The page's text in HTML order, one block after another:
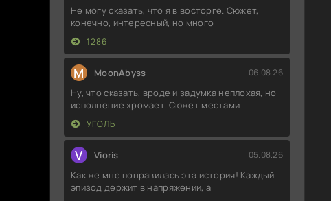
Не могу сказать, что я в восторге. Сюжет,
конечно, интересный, но много
1286
M MoonAbyss 06.08.26
Ну, что сказать, вроде и задумка неплохая, но
исполнение хромает. Сюжет местами
УГОЛЬ
V Vioris 05.08.26
Как же мне понравилась эта история! Каждый
эпизод держит в напряжении, а